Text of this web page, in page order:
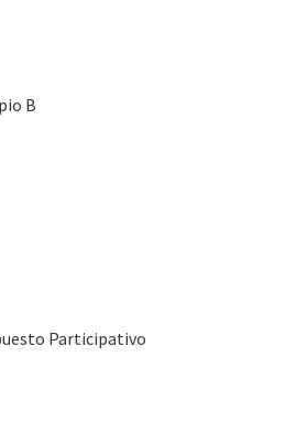
B
Participativo